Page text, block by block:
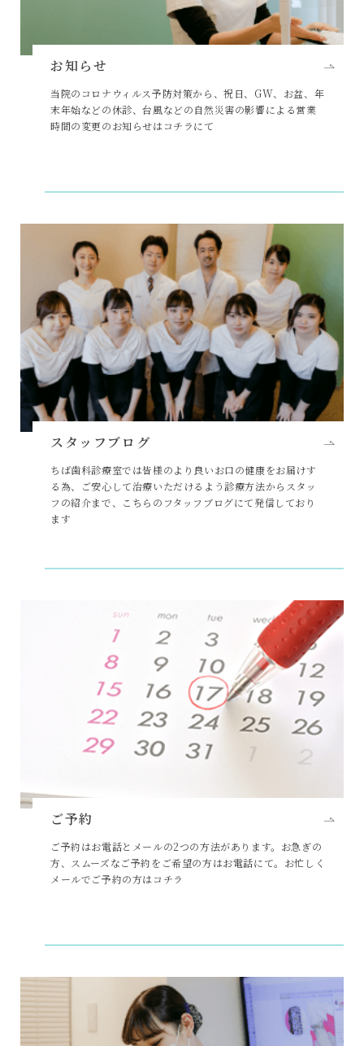
お知らせ
当院のコロナウィルス予防対策から、祝日、GW、お盆、年
末年始などの休診、台風などの自然災害の影響による営業
時間の変更のお知らせはコチラにて
スタッフブログ
ちば歯科診療室では皆様のより良いお口の健康をお届けす
る為、ご安心して治療いただけるよう診療方法からスタッ
フの紹介まで、こちらのフタッフブログにて発信しており
ます
ご予約
ご予約はお電話とメールの2つの方法があります。お急ぎの
方、スムーズなご予約をご希望の方はお電話にて。お忙しく
メールでご予約の方はコチラ